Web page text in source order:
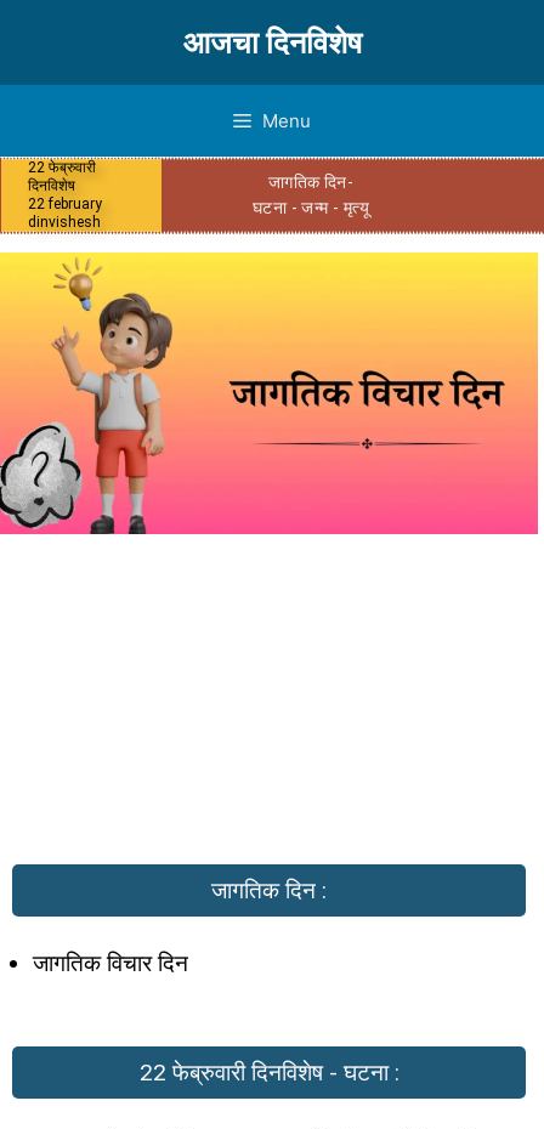
आजचा दिनविशेष
Menu
22 फेब्रुवारी
दिनविशेष
22 february
dinvishesh
जागतिक दिन-
घटना - जन्म - मृत्यू
जागतिक दिन :
जागतिक विचार दिन
22 फेब्रुवारी दिनविशेष - घटना :